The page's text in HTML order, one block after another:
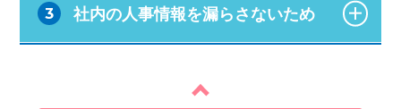
3 社内の人事情報を漏らさないため